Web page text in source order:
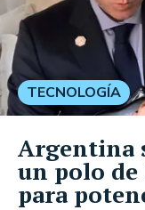
TECNOLOGÍA
Argentina
un polo
para